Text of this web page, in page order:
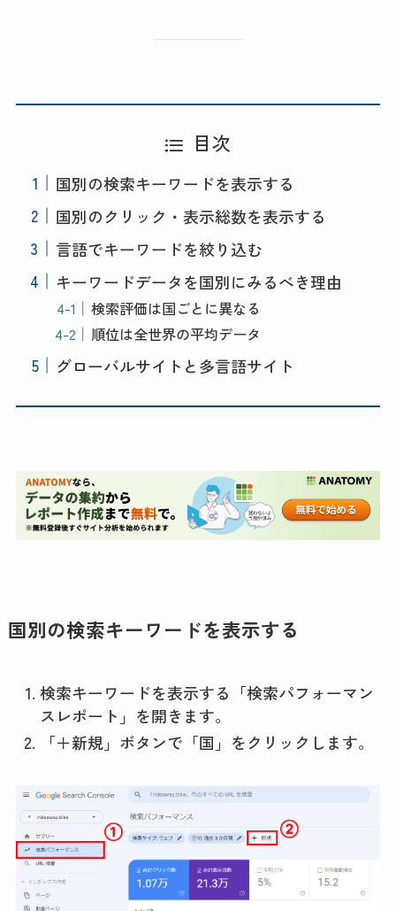
目次
国別の検索キーワードを表示する
国別のクリック・表示総数を表示する
言語でキーワードを絞り込む
キーワードデータを国別にみるべき理由
検索評価は国ごとに異なる
順位は全世界の平均データ
グローバルサイトと多言語サイト
国別の検索キーワードを表示する
検索キーワードを表示する「検索パフォーマン
スレポート」を開きます。
「＋新規」ボタンで「国」をクリックします。